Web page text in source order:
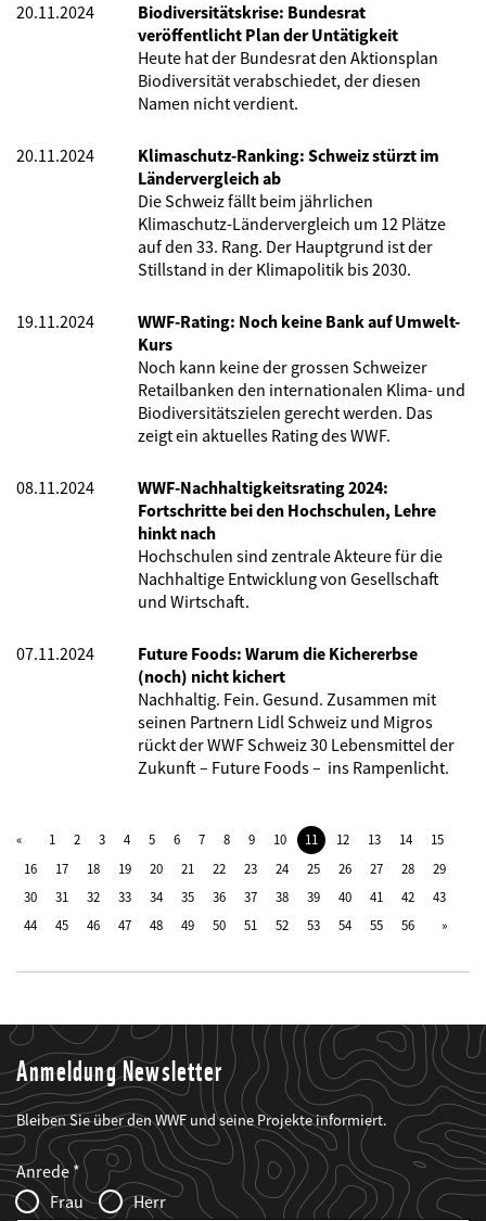
20.11.2024
Biodiversitätskrise: Bundesrat
veröffentlicht Plan der Untätigkeit
Heute hat der Bundesrat den Aktionsplan
Biodiversität verabschiedet, der diesen
Namen nicht verdient.
20.11.2024
Klimaschutz-Ranking: Schweiz stürzt im
Ländervergleich ab
Die Schweiz fällt beim jährlichen
Klimaschutz-Ländervergleich um 12 Plätze
auf den 33. Rang. Der Hauptgrund ist der
Stillstand in der Klimapolitik bis 2030.
19.11.2024
WWF-Rating: Noch keine Bank auf Umwelt-
Kurs
Noch kann keine der grossen Schweizer
Retailbanken den internationalen Klima- und
Biodiversitätszielen gerecht werden. Das
zeigt ein aktuelles Rating des WWF.
08.11.2024
WWF-Nachhaltigkeitsrating 2024:
Fortschritte bei den Hochschulen, Lehre
hinkt nach
Hochschulen sind zentrale Akteure für die
Nachhaltige Entwicklung von Gesellschaft
und Wirtschaft.
07.11.2024
Future Foods: Warum die Kichererbse
(noch) nicht kichert
Nachhaltig. Fein. Gesund. Zusammen mit
seinen Partnern Lidl Schweiz und Migros
rückt der WWF Schweiz 30 Lebensmittel der
Zukunft – Future Foods – ins Rampenlicht.
1 2 3 4 5 6 7 8 9 10 11 12 13 14
15
16
17 18 19 20 21 22 23 24 25 26 27 28
29
30
31 32 33 34 35 36 37 38 39 40 41 42
43
44
45 46 47 48 49 50 51 52 53 54 55 56
Anmeldung Newsletter
Bleiben Sie über den WWF und seine Projekte informiert.
Web2Case
Infofelder
Fieldset
anrede_name
Anrede
Frau
Herr